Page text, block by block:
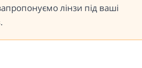
лінзи під ваші